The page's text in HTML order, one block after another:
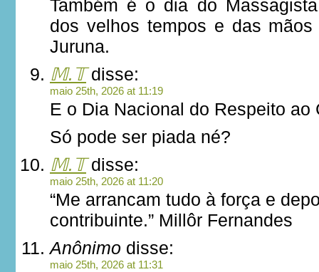
Também é o dia do
dos velhos tempos e das
Juruna.
𝕄.𝕋disse:
maio 25th, 2026 at 11:19
E o Dia Nacional do Respeito ao
Só pode ser piada né?
𝕄.𝕋disse:
maio 25th, 2026 at 11:20
“Me arrancam tudo à força e
contribuinte.” Millôr Fernandes
Anônimo disse:
maio 25th, 2026 at 11:31